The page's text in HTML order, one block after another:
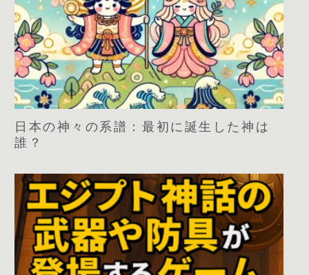
日本の神々の系譜：最初に誕生した神は
誰？